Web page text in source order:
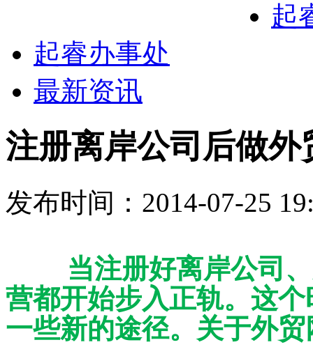
起
起睿办事处
最新资讯
注册离岸公司后做
发布时间：2014-07-25
当注册好离岸公司
营都开始步入正轨。这
一些新的途径。关于外